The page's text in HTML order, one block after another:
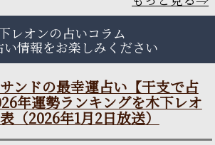
レオンの占いコラム
情報をお楽しみください
上沼×サンドの最幸運占い
【干支で占う】2026年運勢
ランキングを木下レオンが
発表（2026年1月2日放送）